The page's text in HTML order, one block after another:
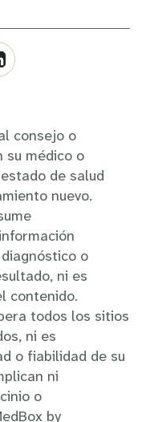
consejo o
su médico o
de salud
nuevo.
o
ni es
contenido.
todos los sitios
ni es
o fiabilidad de su
ni
o
by